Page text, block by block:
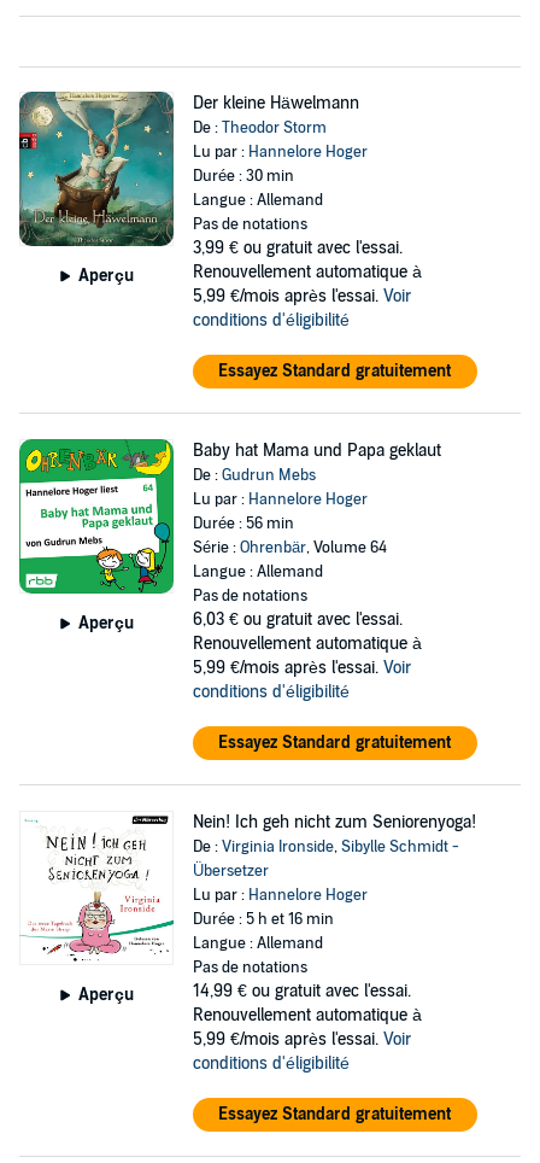
Aperçu
Der kleine Häwelmann
De :Theodor Storm
Lu par : Hannelore Hoger
Durée : 30 min
Langue : Allemand
Pas de notations
3,99 € ou gratuit avec l'essai.
Renouvellement automatique à
5,99 €/mois après l'essai. Voir
conditions d'éligibilité
Essayez Standard gratuitement
Aperçu
Baby hat Mama und Papa geklaut
De :Gudrun Mebs
Lu par : Hannelore Hoger
Durée : 56 min
Série :Ohrenbär, Volume 64
Langue : Allemand
Pas de notations
6,03 € ou gratuit avec l'essai.
Renouvellement automatique à
5,99 €/mois après l'essai. Voir
conditions d'éligibilité
Essayez Standard gratuitement
Aperçu
Nein! Ich geh nicht zum Seniorenyoga!
De :Virginia Ironside,Sibylle Schmidt -
Übersetzer
Lu par : Hannelore Hoger
Durée : 5 h et 16 min
Langue : Allemand
Pas de notations
14,99 € ou gratuit avec l'essai.
Renouvellement automatique à
5,99 €/mois après l'essai. Voir
conditions d'éligibilité
Essayez Standard gratuitement